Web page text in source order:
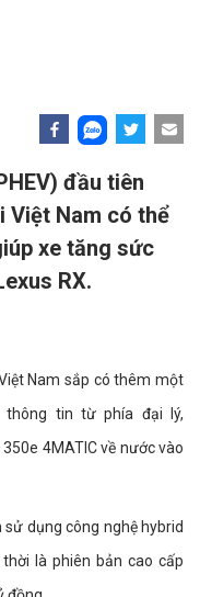
đầu tiên
Việt Nam có thể
xe tăng sức
RX.
Nam sắp có thêm một
thông tin từ phía đại lý,
4MATIC về nước vào
dụng công nghệ hybrid
là phiên bản cao cấp